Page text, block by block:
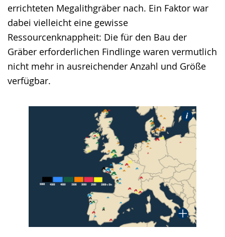
errichteten Megalithgräber nach. Ein Faktor war
dabei vielleicht eine gewisse
Ressourcenknappheit: Die für den Bau der
Gräber erforderlichen Findlinge waren vermutlich
nicht mehr in ausreichender Anzahl und Größe
verfügbar.